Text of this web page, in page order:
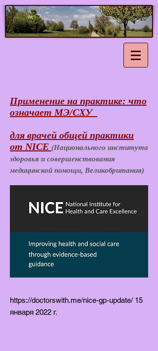
Применение на практике: что
означает MЭ/CХУ
для врачей общей практики
от NICE (Национального института
здоровья и совершенствования
медицинской помощи, Великобритания)
https://doctorswith.me/nice-gp-update/15
января 2022 г.